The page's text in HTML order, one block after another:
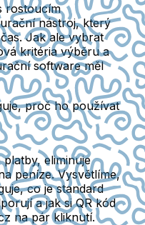
rostoucím
nástroj, který
Jak ale vybrat
kritéria výběru a
software měl
proč ho používat
eliminuje
peníze. Vysvětlíme,
co je standard
a jak si QR kód
na pár kliknutí.